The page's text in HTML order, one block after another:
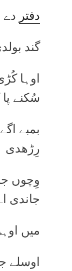
دفتر دے
گند
اوہا
سُکنے
بمبے
رِڑھدی
وِچوں
جاندی
میں
اوسلے